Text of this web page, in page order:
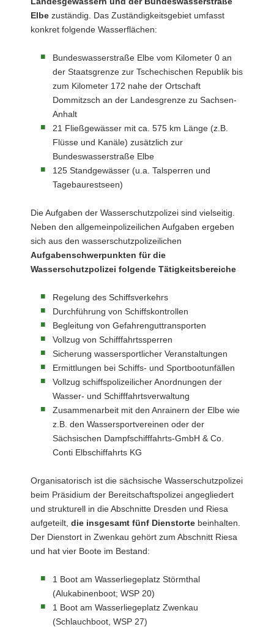
Elbe zuständig. Das Zuständigkeitsgebiet umfasst
konkret folgende Wasserflächen:
Bundeswasserstraße Elbe vom Kilometer 0 an
der Staatsgrenze zur Tschechischen Republik bis
zum Kilometer 172 nahe der Ortschaft
Dommitzsch an der Landesgrenze zu Sachsen-
Anhalt
21 Fließgewässer mit ca. 575 km Länge (z.B.
Flüsse und Kanäle) zusätzlich zur
Bundeswasserstraße Elbe
125 Standgewässer (u.a. Talsperren und
Tagebaurestseen)
Die Aufgaben der Wasserschutzpolizei sind vielseitig.
Neben den allgemeinpolizeilichen Aufgaben ergeben
sich aus den wasserschutzpolizeilichen
Aufgabenschwerpunkten für die
Wasserschutzpolizei folgende Tätigkeitsbereiche
Regelung des Schiffsverkehrs
Durchführung von Schiffskontrollen
Begleitung von Gefahrenguttransporten
Vollzug von Schifffahrtssperren
Sicherung wassersportlicher Veranstaltungen
Ermittlungen bei Schiffs- und Sportbootunfällen
Vollzug schiffspolizeilicher Anordnungen der
Wasser- und Schifffahrtsverwaltung
Zusammenarbeit mit den Anrainern der Elbe wie
z.B. den Wassersportvereinen oder der
Sächsischen Dampfschifffahrts-GmbH & Co.
Conti Elbschiffahrts KG
Organisatorisch ist die sächsische Wasserschutzpolizei
beim Präsidium der Bereitschaftspolizei angegliedert
und strukturell in die Abschnitte Dresden und Riesa
aufgeteilt, die insgesamt fünf Dienstorte beinhalten.
Der Dienstort in Zwenkau gehört zum Abschnitt Riesa
und hat vier Boote im Bestand:
1 Boot am Wasserliegeplatz Störmthal
(Alukabinenboot; WSP 20)
1 Boot am Wasserliegeplatz Zwenkau
(Schlauchboot, WSP 27)